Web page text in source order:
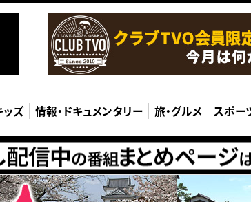
ッズ 情報・ ドキュメンタリー 旅・グルメ スポー